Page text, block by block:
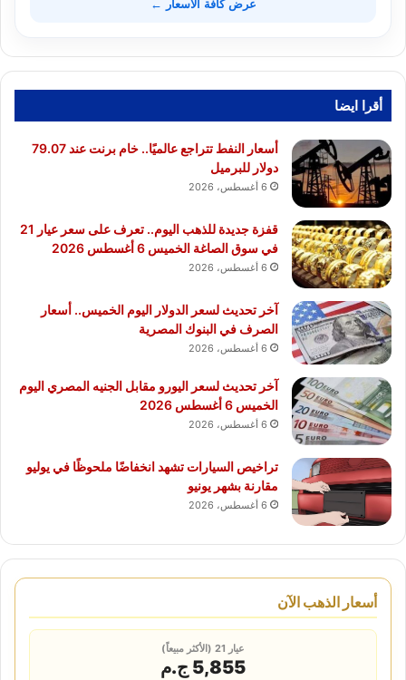
عرض كافة الأسعار ←
أقرا ايضا
أسعار النفط تتراجع عالميًا.. خام برنت عند 79.07
دولار للبرميل
6 أغسطس، 2026
قفزة جديدة للذهب اليوم.. تعرف على سعر عيار 21
في سوق الصاغة الخميس 6 أغسطس 2026
6 أغسطس، 2026
آخر تحديث لسعر الدولار اليوم الخميس.. أسعار
الصرف في البنوك المصرية
6 أغسطس، 2026
آخر تحديث لسعر اليورو مقابل الجنيه المصري اليوم
الخميس 6 أغسطس 2026
6 أغسطس، 2026
تراخيص السيارات تشهد انخفاضًا ملحوظًا في يوليو
مقارنة بشهر يونيو
6 أغسطس، 2026
أسعار الذهب الآن
عيار 21 (الأكثر مبيعاً)
5,855 ج.م